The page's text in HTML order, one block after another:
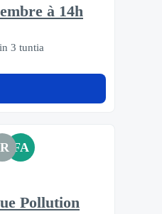
à 14h
3 tuntia
FA
Pollution